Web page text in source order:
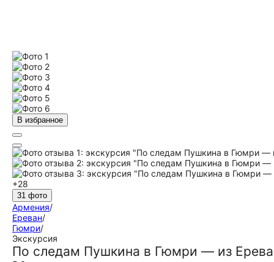
В избранное
+28
31 фото
Армения/
Ереван/
Гюмри/
Экскурсия
По следам Пушкина в Гюмри — из